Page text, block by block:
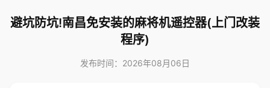
避坑防坑!南昌免安装的麻将机遥控器(上门改装
程序)
发布时间：2026年08月06日